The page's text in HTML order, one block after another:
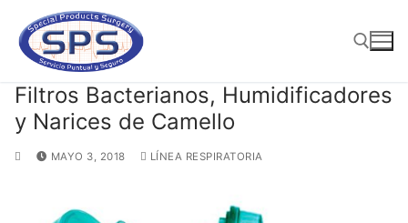
contenido
Buscar:
Filtros Bacterianos, Humidificadores
y Narices de Camello
MAYO 3, 2018 LÍNEA RESPIRATORIA